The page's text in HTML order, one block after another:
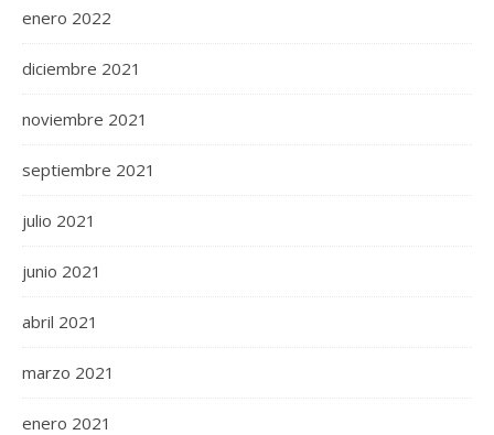
enero 2022
diciembre 2021
noviembre 2021
septiembre 2021
julio 2021
junio 2021
abril 2021
marzo 2021
enero 2021